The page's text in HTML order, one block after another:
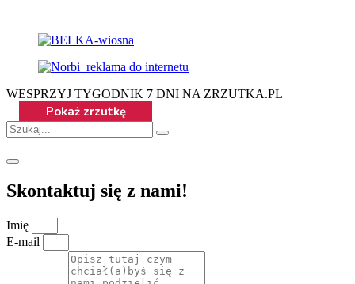
WESPRZYJ TYGODNIK 7 DNI NA ZRZUTKA.PL
Skontaktuj się z nami!
Imię
E-mail